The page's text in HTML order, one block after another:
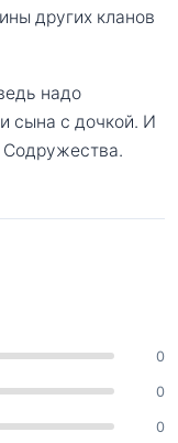
других кланов
надо
сына с дочкой. И
Содружества.
0
0
0